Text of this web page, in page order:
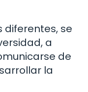
diferentes, se
a
de
la